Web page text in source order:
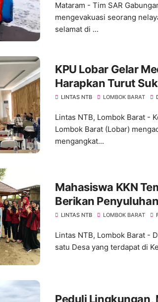
Mataram - Tim SAR
mengevakuasi seorang
selamat di ...
KPU Lobar Gelar
Harapkan Turut
2024
LINTAS NTB LOMBOK BARAT
Lintas NTB, Lombok Barat -
Lombok Barat (Lobar)
mengangkat...
Mahasiswa KKN
Berikan
Organik Rumah
LINTAS NTB LOMBOK BARAT
Lintas NTB, Lombok Barat -
satu Desa yang terdapat di
Peduli Lingkungan,